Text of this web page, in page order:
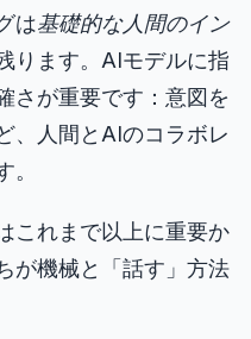
は基礎的な人間のイン
ります。AIモデルに指
さが重要です：意図を
、人間とAIのコラボレ
これまで以上に重要か
が機械と「話す」方法